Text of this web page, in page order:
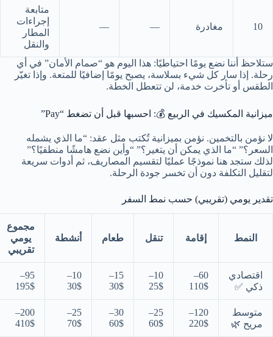
10 مغادرة —
—
متابعة
إجراءات
المطار
والنقل
ستلاحظ أننا نضع يومًا احتياطيًا: هذا اليوم هو “صمام الأمان” في أي
رحلة. إذا سار كل شيء بسلاسة، يصبح يومًا إضافيًا للمتعة. وإذا تغيّر
الطقس أو تأخرت خدمة، لن تتعطل الخطة.
ميزانية المكسيك في الربيع 💰: احسبها قبل أن تضغط “Pay”
لا نؤمن بالتخمين. نؤمن بميزانية تُكتب مثل عقد: “ما الذي يشمله
السعر؟” “ما الذي يمكن أن يتغير؟” “وأين نضع هامشًا منطقيًا؟”
لذلك ستجد هنا نموذجًا عمليًا لتقسيم المصاريف، ثم أدوات سريعة
لتقليل التكلفة دون أن تخسر جودة الرحلة.
تقدير يومي (تقريبي) حسب نمط السفر
النمط إقامة تنقل طعام أنشطة
مجموع
يومي
تقريبي
اقتصادي
ذكي ✅
60–
110$
10–
25$
15–
30$
10–
30$
95–
195$
متوسط
مريح 🌿
120–
220$
25–
60$
30–
60$
25–
70$
200–
410$